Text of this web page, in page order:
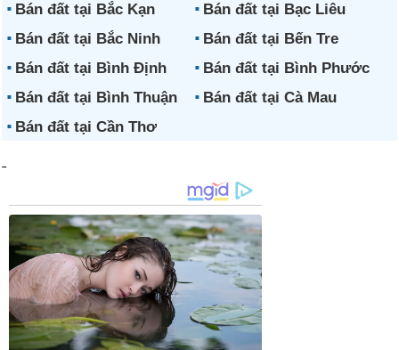
Bán đất tại Bắc Kạn
Bán đất tại Bạc Liêu
Bán đất tại Bắc Ninh
Bán đất tại Bến Tre
Bán đất tại Bình Định
Bán đất tại Bình Phước
Bán đất tại Bình Thuận
Bán đất tại Cà Mau
Bán đất tại Cần Thơ